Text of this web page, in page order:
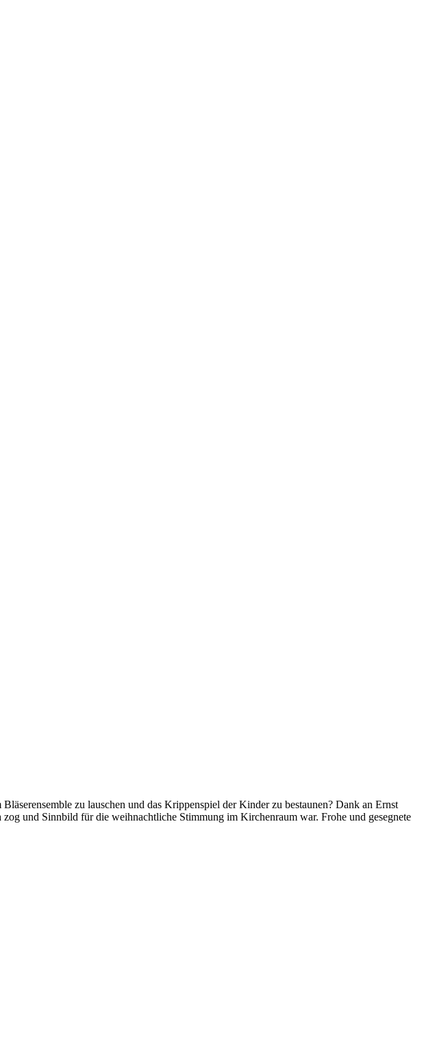
zu lauschen und das Krippenspiel der Kinder zu bestaunen? Dank an Ernst
und Sinnbild für die weihnachtliche Stimmung im Kirchenraum war. Frohe und gesegnete